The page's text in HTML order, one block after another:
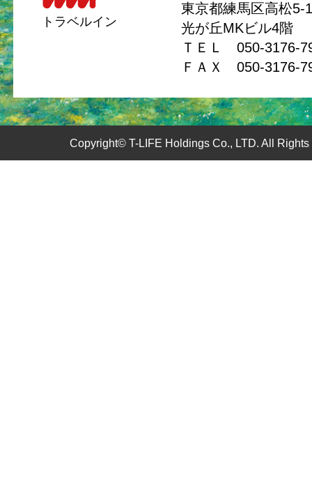
トラベルイン
東京都練馬区高松5-
光が丘MKビル4階
ＴＥＬ 050-3176-
ＦＡＸ 050-3176-
Copyright© T-LIFE Holdings Co., LTD. All Rights